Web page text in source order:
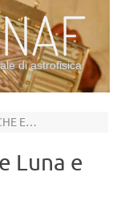
di astrofisica
LA NASA SCEGLIE UN BIANCO E NERO CHE ENFATIZZA SIMMETRIA E CONTRASTO
Luna e